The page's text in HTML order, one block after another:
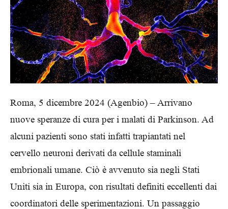
Roma, 5 dicembre 2024 (Agenbio) – Arrivano
nuove speranze di cura per i malati di Parkinson. Ad
alcuni pazienti sono stati infatti trapiantati nel
cervello neuroni derivati da cellule staminali
embrionali umane. Ciò è avvenuto sia negli Stati
Uniti sia in Europa, con risultati definiti eccellenti dai
coordinatori delle sperimentazioni. Un passaggio